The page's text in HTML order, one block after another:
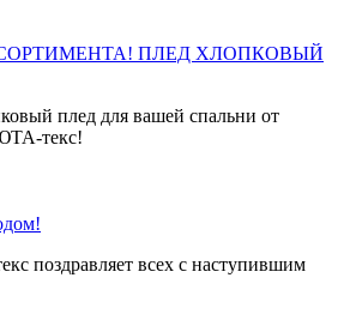
ПЛЕД ХЛОПКОВЫЙ
плед для вашей спальни от
текс!
поздравляет всех с наступившим